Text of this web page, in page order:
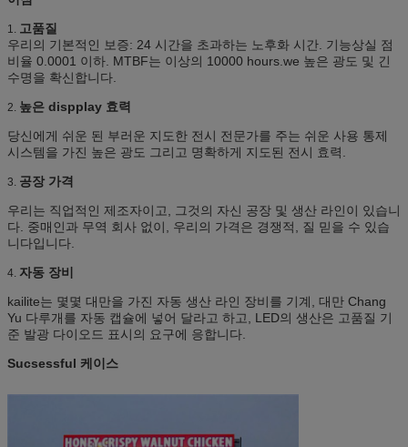
생활 시간 >100,000 시간 >
100,000 시간
비율
<0> <0>
1. 고품질
우리의 기본적인 보증: 24 시간을 초과하는 노후화 시간. 기능상실 점
비율 0.0001 이하. MTBF는 이상의 10000 hours.we 높은 광도 및 긴
수명을 확신합니다.
2. 높은 dispplay 효력
당신에게 쉬운 된 부러운 지도한 전시 전문가를 주는 쉬운 사용 통제
시스템을 가진 높은 광도 그리고 명확하게 지도된 전시 효력.
3. 공장 가격
우리는 직업적인 제조자이고, 그것의 자신 공장 및 생산 라인이 있습니
다. 중매인과 무역 회사 없이, 우리의 가격은 경쟁적, 질 믿을 수 있습
니다입니다.
4. 자동 장비
kailite는 몇몇 대만을 가진 자동 생산 라인 장비를 기계, 대만 Chang
Yu 다루개를 자동 캡슐에 넣어 달라고 하고, LED의 생산은 고품질 기
준 발광 다이오드 표시의 요구에 응합니다.
Sucsessful 케이스